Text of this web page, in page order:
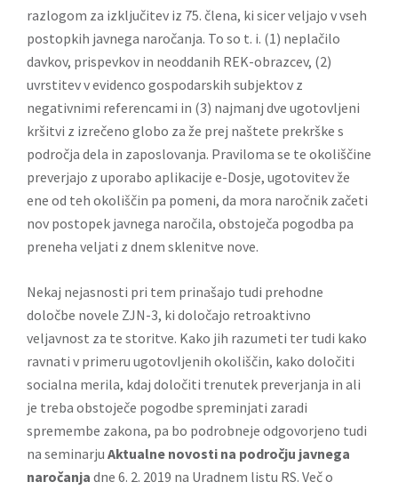
razlogom za izključitev iz 75. člena, ki sicer veljajo v vseh
postopkih javnega naročanja. To so t. i. (1) neplačilo
davkov, prispevkov in neoddanih REK-obrazcev, (2)
uvrstitev v evidenco gospodarskih subjektov z
negativnimi referencami in (3) najmanj dve ugotovljeni
kršitvi z izrečeno globo za že prej naštete prekrške s
področja dela in zaposlovanja. Praviloma se te okoliščine
preverjajo z uporabo aplikacije e-Dosje, ugotovitev že
ene od teh okoliščin pa pomeni, da mora naročnik začeti
nov postopek javnega naročila, obstoječa pogodba pa
preneha veljati z dnem sklenitve nove.
Nekaj nejasnosti pri tem prinašajo tudi prehodne
določbe novele ZJN-3, ki določajo retroaktivno
veljavnost za te storitve. Kako jih razumeti ter tudi kako
ravnati v primeru ugotovljenih okoliščin, kako določiti
socialna merila, kdaj določiti trenutek preverjanja in ali
je treba obstoječe pogodbe spreminjati zaradi
spremembe zakona, pa bo podrobneje odgovorjeno tudi
na seminarju Aktualne novosti na področju javnega
naročanja dne 6. 2. 2019 na Uradnem listu RS. Več o